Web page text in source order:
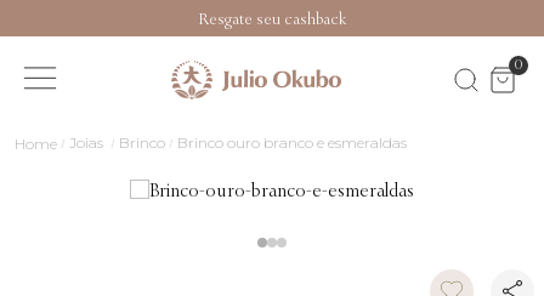
Resgate seu cashback
0
Joias Brinco Brinco ouro branco e esmeraldas